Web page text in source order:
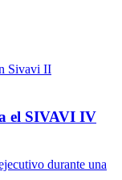
el SIVAVI IV